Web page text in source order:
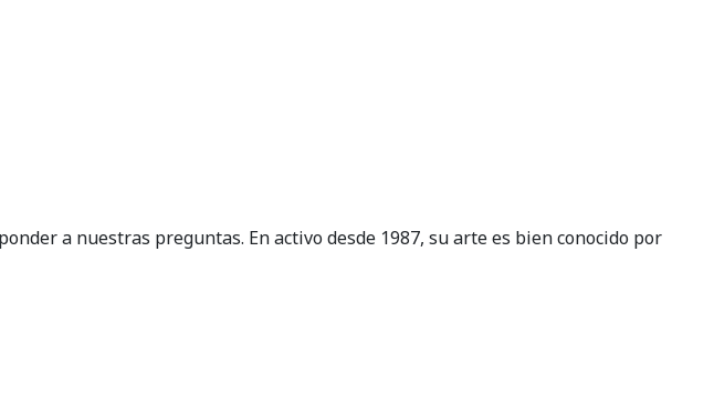
a nuestras preguntas. En activo desde 1987, su arte es bien conocido por